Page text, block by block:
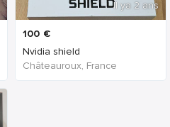
Il ya 2 ans
100 €
Nvidia shield
Châteauroux, France